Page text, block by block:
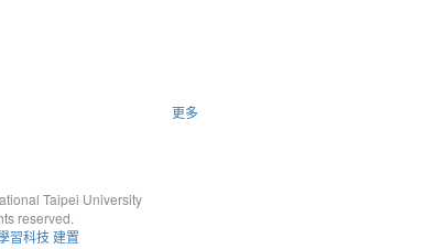
更多
Taipei University
reserved.
習科技 建置